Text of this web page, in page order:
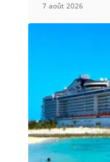
7 août 2026